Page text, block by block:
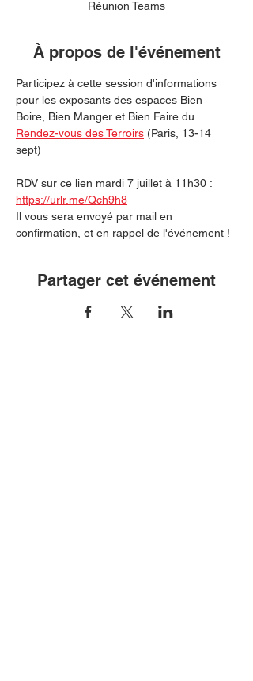
Réunion Teams
À propos de l'événement
Participez à cette session d'informations
pour les exposants des espaces Bien
Boire, Bien Manger et Bien Faire du
Rendez-vous des Terroirs (Paris, 13-14
sept)
RDV sur ce lien mardi 7 juillet à 11h30 :
https://urlr.me/Qch9h8
Il vous sera envoyé par mail en
confirmation, et en rappel de l'événement !
Partager cet événement